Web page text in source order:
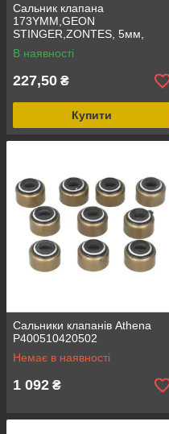
Сальник клапана
173YMM,GEON
STINGER,ZONTES, 5мм,
В наявності
227,50 ₴
Купити
Сальники клапанів Athena
P400510420502
Немає в наявності
1 092 ₴